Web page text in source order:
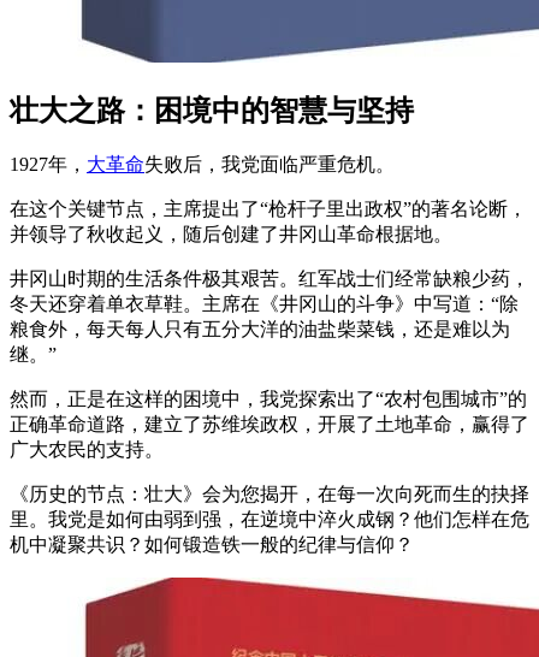
壮大之路：困境中的智慧与坚持
1927年， 大革命失败后，我党面临严重危机。
在这个关键节点，主席提出了“枪杆子里出政权”的著名论断，
并领导了秋收起义，随后创建了井冈山革命根据地。
井冈山时期的生活条件极其艰苦。红军战士们经常缺粮少药，
冬天还穿着单衣草鞋。主席在《井冈山的斗争》中写道：“除
粮食外，每天每人只有五分大洋的油盐柴菜钱，还是难以为
继。”
然而，正是在这样的困境中，我党探索出了“农村包围城市”的
正确革命道路，建立了苏维埃政权，开展了土地革命，赢得了
广大农民的支持。
《历史的节点：壮大》会为您揭开，在每一次向死而生的抉择
里。我党是如何由弱到强，在逆境中淬火成钢？他们怎样在危
机中凝聚共识？如何锻造铁一般的纪律与信仰？